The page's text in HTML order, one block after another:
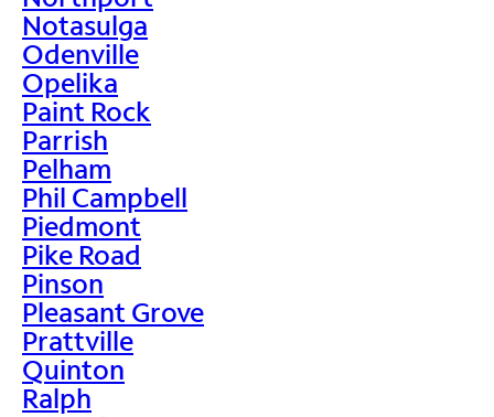
Notasulga
Odenville
Opelika
Paint Rock
Parrish
Pelham
Phil Campbell
Piedmont
Pike Road
Pinson
Pleasant Grove
Prattville
Quinton
Ralph